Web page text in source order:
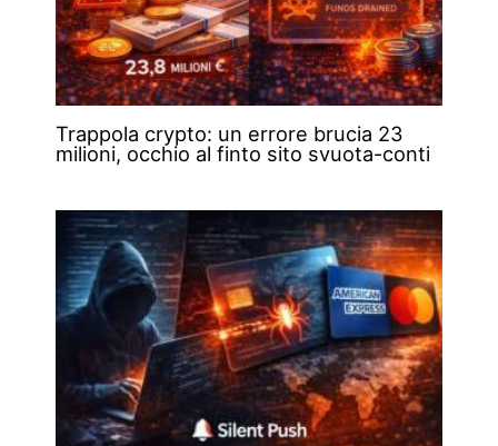
Trappola crypto: un errore brucia 23
milioni, occhio al finto sito svuota-conti